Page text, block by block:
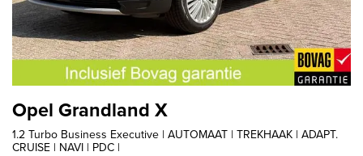
Opel Grandland X
1.2 Turbo Business Executive | AUTOMAAT | TREKHAAK | ADAPT.
CRUISE | NAVI | PDC |